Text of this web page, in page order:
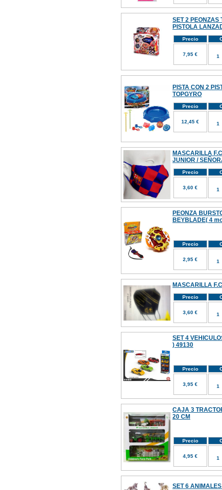
SET 2 PEONZAS
PISTOLA
Precio
7,95 €
PISTA CON 2
TOPGYRO
Precio
12,45 €
MASCARILLA
JUNIOR /
Precio
3,60 €
PEONZA
BEYBLADE( 4
Precio
2,95 €
MASCARILLA
Precio
3,60 €
SET 4
) 49130
Precio
3,95 €
CAJA 3
20 CM
Precio
4,95 €
SET 6